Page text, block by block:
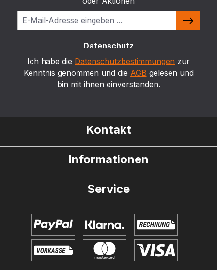
Datenschutz
Ich habe die Datenschutzbestimmungen zur
Kenntnis genommen und die AGB gelesen und
bin mit ihnen einverstanden.
Kontakt
Informationen
Service